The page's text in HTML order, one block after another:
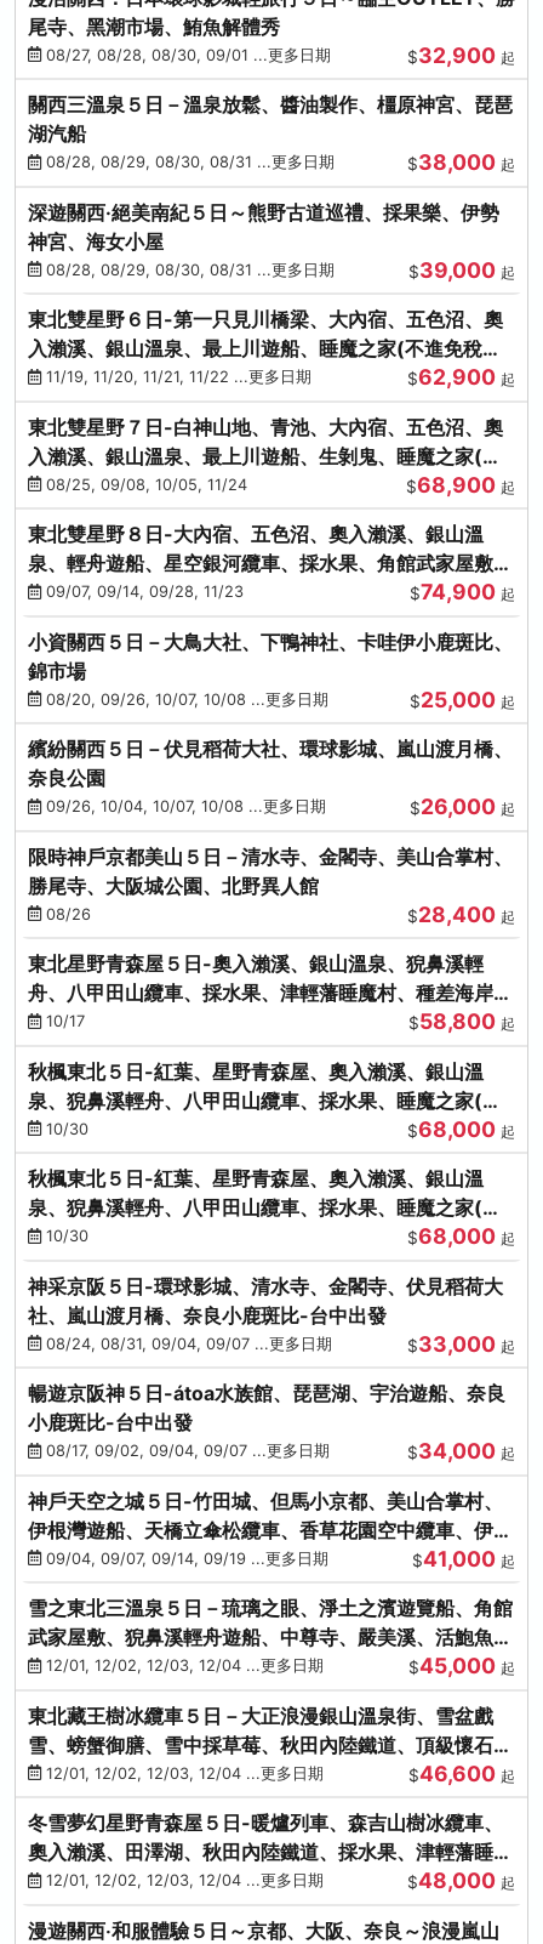
尾寺、黑潮市場、鮪魚解體秀
08/27, 08/28, 08/30, 09/01 ...更多日期 $32,900 起
關西三溫泉５日－溫泉放鬆、醬油製作、橿原神宮、琵琶
湖汽船
08/28, 08/29, 08/30, 08/31 ...更多日期 $38,000 起
深遊關西·絕美南紀５日～熊野古道巡禮、採果樂、伊勢
神宮、海女小屋
08/28, 08/29, 08/30, 08/31 ...更多日期 $39,000 起
東北雙星野６日-第一只見川橋梁、大內宿、五色沼、奧
入瀨溪、銀山溫泉、最上川遊船、睡魔之家(不進免稅店)
(仙/青)
11/19, 11/20, 11/21, 11/22 ...更多日期 $62,900 起
東北雙星野７日-白神山地、青池、大內宿、五色沼、奧
入瀨溪、銀山溫泉、最上川遊船、生剝鬼、睡魔之家(不
進免稅店)(仙/青)
08/25, 09/08, 10/05, 11/24 $68,900 起
東北雙星野８日-大內宿、五色沼、奧入瀨溪、銀山溫
泉、輕舟遊船、星空銀河纜車、採水果、角館武家屋敷
(不進免稅店)(仙/青)
09/07, 09/14, 09/28, 11/23 $74,900 起
小資關西５日－大鳥大社、下鴨神社、卡哇伊小鹿斑比、
錦市場
08/20, 09/26, 10/07, 10/08 ...更多日期 $25,000 起
繽紛關西５日－伏見稻荷大社、環球影城、嵐山渡月橋、
奈良公園
09/26, 10/04, 10/07, 10/08 ...更多日期 $26,000 起
限時神戶京都美山５日－清水寺、金閣寺、美山合掌村、
勝尾寺、大阪城公園、北野異人館
08/26 $28,400 起
東北星野青森屋５日-奧入瀨溪、銀山溫泉、猊鼻溪輕
舟、八甲田山纜車、採水果、津輕藩睡魔村、種差海岸
(不進免稅店)
10/17 $58,800 起
秋楓東北５日-紅葉、星野青森屋、奧入瀨溪、銀山溫
泉、猊鼻溪輕舟、八甲田山纜車、採水果、睡魔之家(不
進免稅店)
10/30 $68,000 起
秋楓東北５日-紅葉、星野青森屋、奧入瀨溪、銀山溫
泉、猊鼻溪輕舟、八甲田山纜車、採水果、睡魔之家(不
進免稅店)
10/30 $68,000 起
神采京阪５日-環球影城、清水寺、金閣寺、伏見稻荷大
社、嵐山渡月橋、奈良小鹿斑比-台中出發
08/24, 08/31, 09/04, 09/07 ...更多日期 $33,000 起
暢遊京阪神５日-átoa水族館、琵琶湖、宇治遊船、奈良
小鹿斑比-台中出發
08/17, 09/02, 09/04, 09/07 ...更多日期 $34,000 起
神戶天空之城５日-竹田城、但馬小京都、美山合掌村、
伊根灣遊船、天橋立傘松纜車、香草花園空中纜車、伊勢
龍蝦-台中出發
09/04, 09/07, 09/14, 09/19 ...更多日期 $41,000 起
雪之東北三溫泉５日－琉璃之眼、淨土之濱遊覽船、角館
武家屋敷、猊鼻溪輕舟遊船、中尊寺、嚴美溪、活鮑魚
燒、烤牡蠣、握壽司體驗
12/01, 12/02, 12/03, 12/04 ...更多日期 $45,000 起
東北藏王樹冰纜車５日－大正浪漫銀山溫泉街、雪盆戲
雪、螃蟹御膳、雪中採草莓、秋田內陸鐵道、頂級懷石料
理、松島遊船
12/01, 12/02, 12/03, 12/04 ...更多日期 $46,600 起
冬雪夢幻星野青森屋５日-暖爐列車、森吉山樹冰纜車、
奧入瀨溪、田澤湖、秋田內陸鐵道、採水果、津輕藩睡魔
村(不進免稅店)
12/01, 12/02, 12/03, 12/04 ...更多日期 $48,000 起
漫遊關西‧和服體驗５日～京都、大阪、奈良～浪漫嵐山